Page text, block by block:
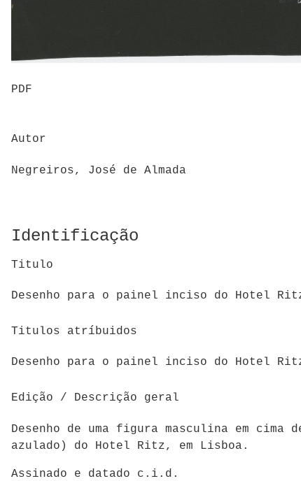
PDF
Autor
Negreiros, José de Almada
Identificação
Titulo
Desenho para o painel inciso do Hotel
Titulos atríbuidos
Desenho para o painel inciso do Hotel
Edição / Descrição geral
Desenho de uma figura masculina em
azulado) do Hotel Ritz, em Lisboa.
Assinado e datado c.i.d.